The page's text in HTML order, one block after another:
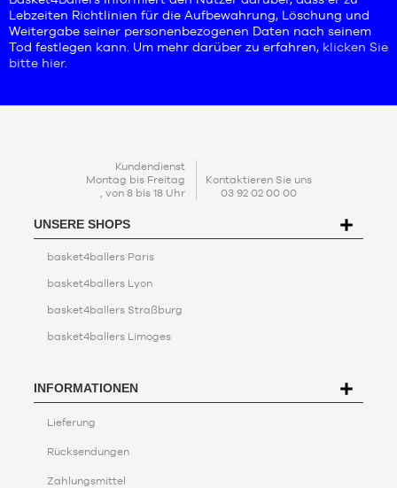
Lebzeiten Richtlinien für die Aufbewahrung, Löschung und
Weitergabe seiner personenbezogenen Daten nach seinem
Tod festlegen kann. Um mehr darüber zu erfahren, klicken Sie
bitte hier.
Kundendienst
Montag bis Freitag
, von 8 bis 18 Uhr
Kontaktieren Sie uns
03 92 02 00 00
UNSERE SHOPS
basket4ballers Paris
basket4ballers Lyon
basket4ballers Straßburg
basket4ballers Limoges
INFORMATIONEN
Lieferung
Rücksendungen
Zahlungsmittel